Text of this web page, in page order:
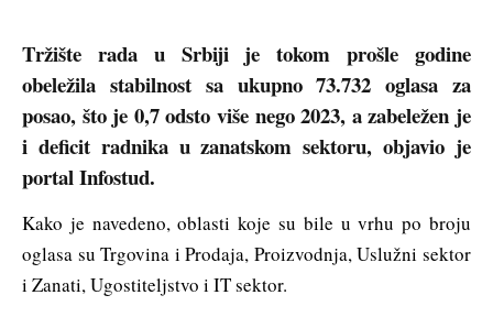
Tržište rada u Srbiji je tokom prošle godine
obeležila stabilnost sa ukupno 73.732 oglasa za
posao, što je 0,7 odsto više nego 2023, a zabeležen je
i deficit radnika u zanatskom sektoru, objavio je
portal Infostud.
Kako je navedeno, oblasti koje su bile u vrhu po broju
oglasa su Trgovina i Prodaja, Proizvodnja, Uslužni sektor
i Zanati, Ugostiteljstvo i IT sektor.